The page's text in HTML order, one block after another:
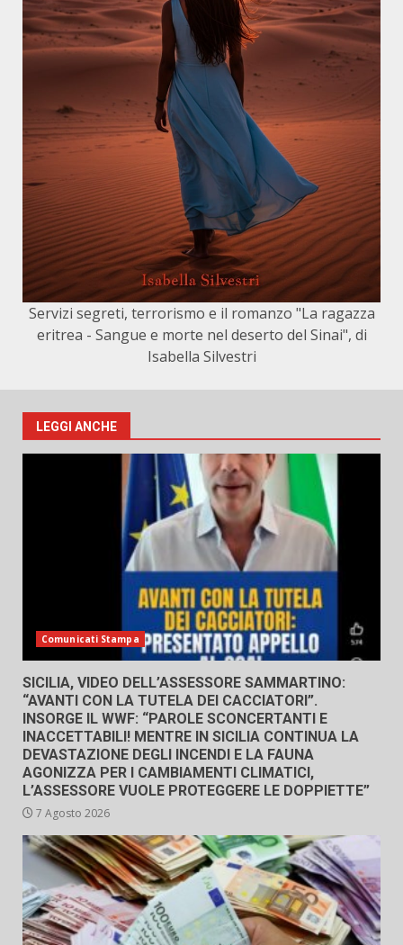
Servizi segreti, terrorismo e il romanzo "La ragazza
eritrea - Sangue e morte nel deserto del Sinai", di
Isabella Silvestri
LEGGI ANCHE
Comunicati Stampa
SICILIA, VIDEO DELL’ASSESSORE SAMMARTINO:
“AVANTI CON LA TUTELA DEI CACCIATORI”.
INSORGE IL WWF: “PAROLE SCONCERTANTI E
INACCETTABILI! MENTRE IN SICILIA CONTINUA LA
DEVASTAZIONE DEGLI INCENDI E LA FAUNA
AGONIZZA PER I CAMBIAMENTI CLIMATICI,
L’ASSESSORE VUOLE PROTEGGERE LE DOPPIETTE”
7 Agosto 2026